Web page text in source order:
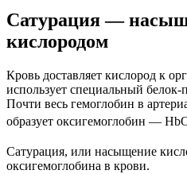
Сатурация —
кислородом
Кровь доставляет кислород к
использует специальный
Почти весь гемоглобин в
образует оксигемоглобин —
Сатурация, или насыщение
оксигемоглобина в крови.